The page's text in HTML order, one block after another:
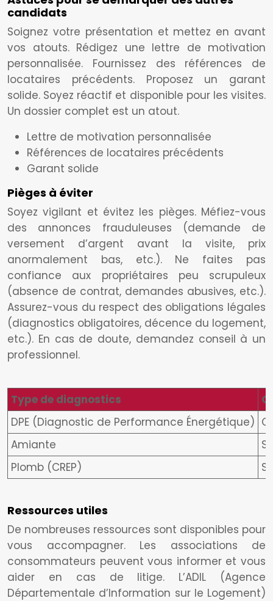
candidats
Soignez votre présentation et mettez en avant
vos atouts. Rédigez une lettre de motivation
personnalisée. Fournissez des références de
locataires précédents. Proposez un garant
solide. Soyez réactif et disponible pour les visites.
Un dossier complet est un atout.
Lettre de motivation personnalisée
Références de locataires précédents
Garant solide
Pièges à éviter
Soyez vigilant et évitez les pièges. Méfiez-vous
des annonces frauduleuses (demande de
versement d’argent avant la visite, prix
anormalement bas, etc.). Ne faites pas
confiance aux propriétaires peu scrupuleux
(absence de contrat, demandes abusives, etc.).
Assurez-vous du respect des obligations légales
(diagnostics obligatoires, décence du logement,
etc.). En cas de doute, demandez conseil à un
professionnel.
Type de diagnostics
DPE (Diagnostic de Performance Énergétique)
Amiante
Plomb (CREP)
Ressources utiles
De nombreuses ressources sont disponibles pour
vous accompagner. Les associations de
consommateurs peuvent vous informer et vous
aider en cas de litige. L’ADIL (Agence
Départementale d’Information sur le Logement)